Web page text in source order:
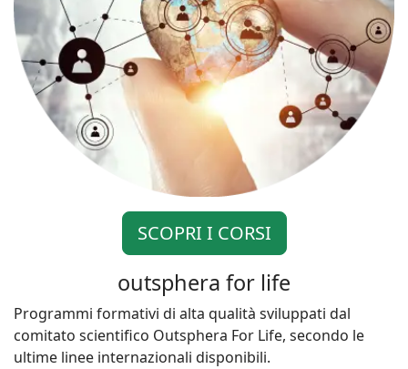
SCOPRI I CORSI
outsphera for life
Programmi formativi di alta qualità sviluppati dal
comitato scientifico Outsphera For Life, secondo le
ultime linee internazionali disponibili.